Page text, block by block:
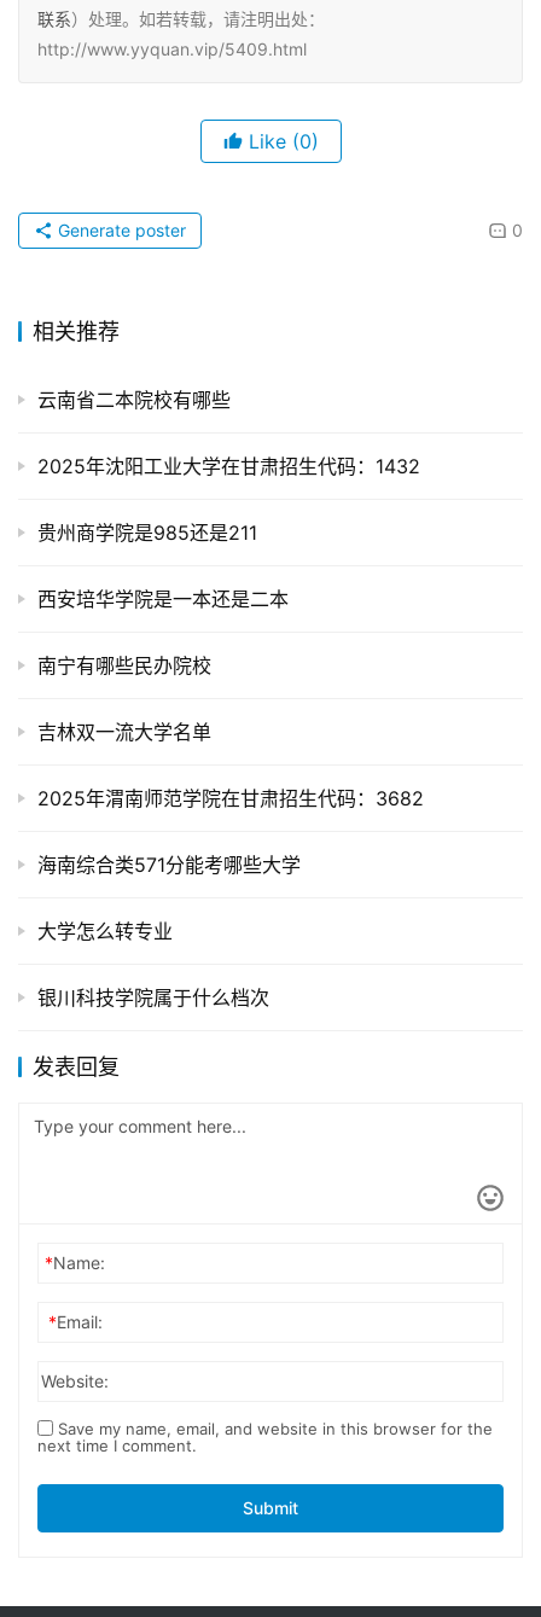
联系）处理。如若转载，请注明出处：
http://www.yyquan.vip/5409.html
Like (0)
0
Generate poster
相关推荐
云南省二本院校有哪些
2025年沈阳工业大学在甘肃招生代码：1432
贵州商学院是985还是211
西安培华学院是一本还是二本
南宁有哪些民办院校
吉林双一流大学名单
2025年渭南师范学院在甘肃招生代码：3682
海南综合类571分能考哪些大学
大学怎么转专业
银川科技学院属于什么档次
发表回复
*Name:
*Email:
Website:
Save my name, email, and website in this browser for the
next time I comment.
Submit